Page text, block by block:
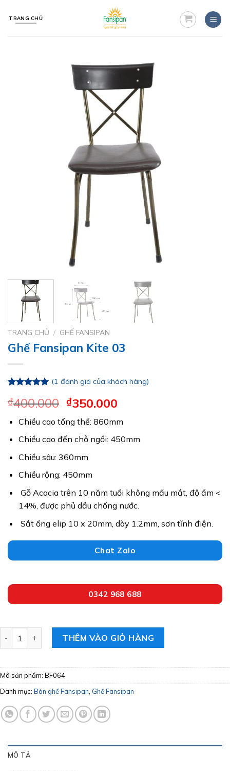
TRANG CHỦ
TRANG CHỦ / GHẾ FANSIPAN
Ghế Fansipan Kite 03
dựa trên
đánh giá
(1 đánh giá của khách hàng)
₫400.000 Giá
gốc
là:
₫400.000.
₫350.000
tại
là:
Chiều cao tổng thể: 860mm
Chiều cao đến chỗ ngồi: 450mm
Chiều sâu: 360mm
Chiều rộng: 450mm
Gỗ Acacia trên 10 năm tuổi không mấu mắt, độ ẩm <
14%, được phủ dầu chống nước.
Sắt ống elip 10 x 20mm, dày 1.2mm, sơn tĩnh điện.
Chat Zalo
0342 968 688
Ghế Fansipan Kite 03 số lượngTHÊM VÀO GIỎ HÀNG
Mã sản phẩm: BF064
Danh mục: Bàn ghế Fansipan, Ghế Fansipan
MÔ TẢ